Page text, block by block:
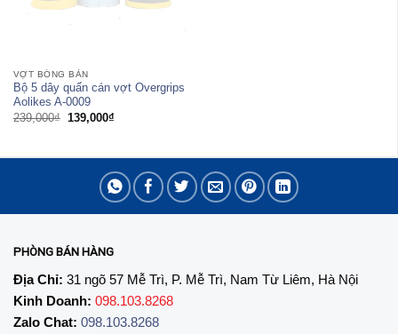
VỢT BÓNG BÀN
Bộ 5 dây quấn cán vợt Overgrips
Aolikes A-0009
239,000₫ Giá
139,000₫Giá
139,000₫.
PHÒNG BÁN HÀNG
Địa Chỉ: 31 ngõ 57 Mễ Trì, P. Mễ Trì, Nam Từ Liêm, Hà Nội
Kinh Doanh: 098.103.8268
Zalo Chat: 098.103.8268